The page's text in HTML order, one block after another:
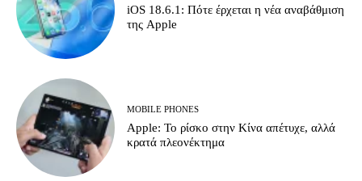
iOS 18.6.1: Πότε έρχεται η νέα αναβάθμιση
της Apple
MOBILE PHONES
Apple: Το ρίσκο στην Κίνα απέτυχε, αλλά
κρατά πλεονέκτημα